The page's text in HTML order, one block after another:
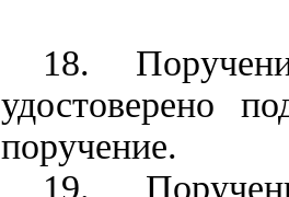
18.
удостоверено
поручение.
19.